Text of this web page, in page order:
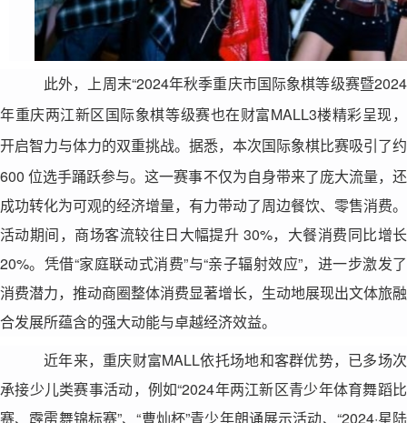
此外，上周末“2024年秋季重庆市国际象棋等级赛暨2024
年重庆两江新区 国际象棋等级赛也在财富MALL3楼精彩呈现，
开启智力与体力的双重挑战。 据悉，本次国际象棋比赛吸引了约
600 位选手踊跃参与。这一赛事不仅为自身带来了庞大流量，还
成功转化为可观的经济增量，有力带动了周边餐饮、零售消费。
活动期间，商场客流较往日大幅提升 30%，大餐消费同比增长
20%。凭借“家庭联动式消费”与“亲子辐射效应”，进一步激发了
消费潜力，推动商圈整体消费显著增长，生动地展现出文体旅融
合发展所蕴含的强大动能与卓越经济效益。
近年来，重庆财富MALL依托场地和客群优势，已多场次
承接少儿类赛事活动，例如“2024年两江新区青少年体育舞蹈比
赛、霹雳舞锦标赛”、“曹灿杯”青少年朗诵展示活动、“2024·星陆